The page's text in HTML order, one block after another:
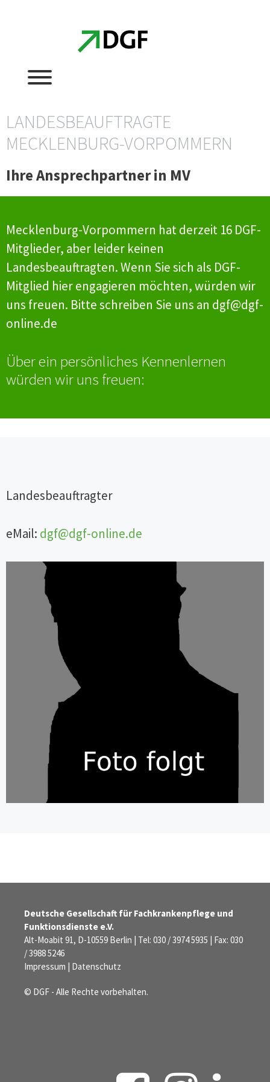
LANDESBEAUFTRAGTE
MECKLENBURG-VORPOMMERN
Ihre Ansprechpartner in MV
Mecklenburg-Vorpommern hat derzeit 16 DGF-
Mitglieder, aber leider keinen
Landesbeauftragten. Wenn Sie sich als DGF-
Mitglied hier engagieren möchten, würden wir
uns freuen. Bitte schreiben Sie uns an dgf@dgf-
online.de
Über ein persönliches Kennenlernen
würden wir uns freuen:
Landesbeauftragter
eMail: dgf@dgf-online.de
Deutsche Gesellschaft für Fachkrankenpflege und
Funktionsdienste e.V.
Alt-Moabit 91, D-10559 Berlin | Tel: 030 / 3974 5935 | Fax: 030
/ 3988 5246
Impressum | Datenschutz
© DGF - Alle Rechte vorbehalten.